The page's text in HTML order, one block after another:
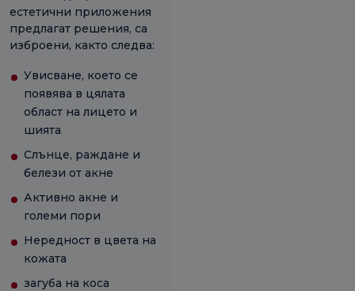
естетични приложения
предлагат решения, са
изброени, както следва:
Увисване, което се
появява в цялата
област на лицето и
шията
Слънце, раждане и
белези от акне
Активно акне и
големи пори
Нередност в цвета на
кожата
загуба на коса